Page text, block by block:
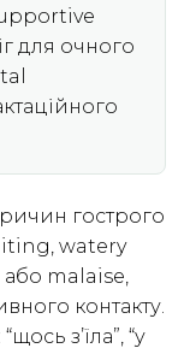
для очного
гострого
watery
або malaise,
контакту.
з’їла”, “у